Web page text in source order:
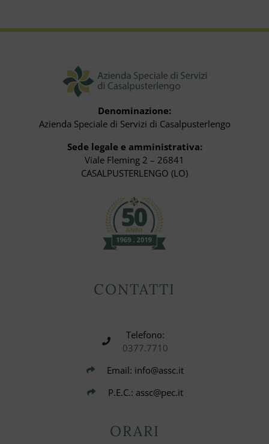
Denominazione:
Azienda Speciale di Servizi di Casalpusterlengo
Sede legale e amministrativa:
Viale Fleming 2 – 26841
CASALPUSTERLENGO (LO)
CONTATTI
Telefono:
0377.7710
Email: info@assc.it
P.E.C.: assc@pec.it
ORARI